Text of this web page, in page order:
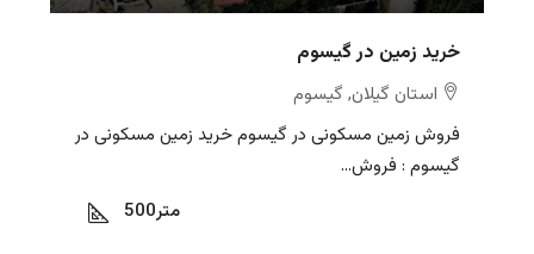
خرید زمین در گیسوم
استان گیلان, گیسوم
فروش زمین مسکونی در گیسوم خرید زمین مسکونی در
گیسوم : فروش...
500متر